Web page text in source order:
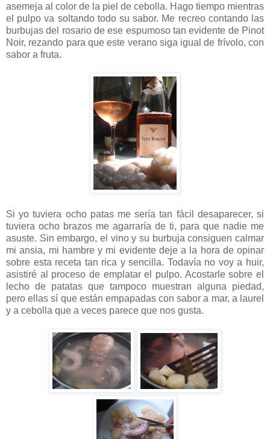
asemeja al color de la piel de cebolla. Hago tiempo mientras
el pulpo va soltando todo su sabor. Me recreo contando las
burbujas del rosario de ese espumoso tan evidente de Pinot
Noir, rezando para que este verano siga igual de frívolo, con
sabor a fruta.
Si yo tuviera ocho patas me sería tan fácil desaparecer, si
tuviera ocho brazos me agarraría de ti, para que nadie me
asuste. Sin embargo, el vino y su burbuja consiguen calmar
mi ansia, mi hambre y mi evidente deje a la hora de opinar
sobre esta receta tan rica y sencilla. Todavía no voy a huir,
asistiré al proceso de emplatar el pulpo. Acostarle sobre el
lecho de patatas que tampoco muestran alguna piedad,
pero ellas sí que están empapadas con sabor a mar, a laurel
y a cebolla que a veces parece que nos gusta.